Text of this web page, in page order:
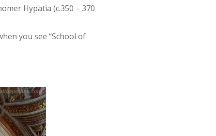
Hypatia (c.350 – 370
you see “School of